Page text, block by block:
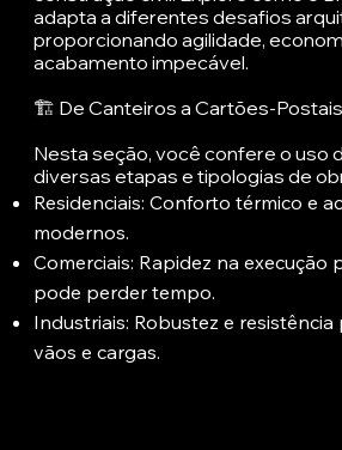
adapta a diferentes desafios
proporcionando agilidade,
acabamento impecável.
🏗️ De Canteiros a Cartões-
Nesta seção, você confere o uso
diversas etapas e tipologias de
Residenciais: Conforto térmico e
modernos.
Comerciais: Rapidez na execução
pode perder tempo.
Industriais: Robustez e
vãos e cargas.